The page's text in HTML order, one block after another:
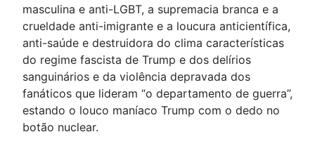
masculina e anti-LGBT, a supremacia branca e a
crueldade anti-imigrante e a loucura anticientífica,
anti-saúde e destruidora do clima características
do regime fascista de Trump e dos delírios
sanguinários e da violência depravada dos
fanáticos que lideram “o departamento de guerra”,
estando o louco maníaco Trump com o dedo no
botão nuclear.